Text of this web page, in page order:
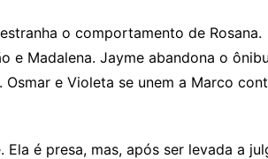
o comportamento de Rosana.
e Madalena. Jayme abandona o
e Violeta se unem a Marco
é presa, mas, após ser levada a